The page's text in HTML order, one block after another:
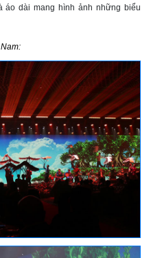
áo dài mang hình ảnh những biểu